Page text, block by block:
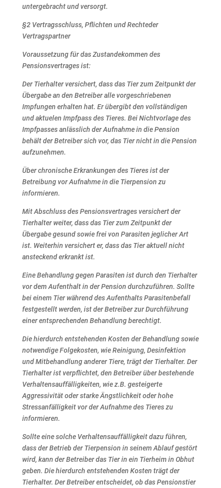
untergebracht und versorgt.
§2 Vertragsschluss, Pflichten und Rechteder
Vertragspartner
Voraussetzung für das Zustandekommen des
Pensionsvertrages ist:
Der Tierhalter versichert, dass das Tier zum Zeitpunkt der
Übergabe an den Betreiber allevorgeschriebenen
Impfungen erhalten hat. Er übergibt den vollständigen
und aktuelen Impfpass des Tieres. Bei Nichtvorlage des
Impfpasses anlässlich der Aufnahme in die Pension
behält der Betreiber sich vor, das Tier nicht in die Pension
aufzunehmen.
Über chronische Erkrankungen des Tieres ist der
Betreibung vor Aufnahme in die Tierpension zu
informieren.
Mit Abschluss des Pensionsvertrages versichert der
Tierhalter weiter, dass das Tier zum Zeitpunkt der
Übergabe gesund sowie frei von Parasiten jeglicher Art
ist. Weiterhin versichert er, dass das Tier aktuell nicht
ansteckend erkrankt ist.
Eine Behandlung gegen Parasiten ist durch den Tierhalter
vor dem Aufenthalt in der Pension durchzuführen. Sollte
bei einem Tier während des Aufenthalts Parasitenbefall
festgestellt werden, ist der Betreiber zurDurchführung
einer entsprechenden Behandlung berechtigt.
Die hierdurch entstehenden Kosten der Behandlung sowie
notwendige Folgekosten, wie Reinigung, Desinfektion
und Mitbehandlung anderer Tiere, trägt der Tierhalter. Der
Tierhalter ist verpflichtet, den Betreiber über bestehende
Verhaltensauffälligkeiten, wie z.B. gesteigerte
Aggressivität oder starke Ängstlichkeit oder hohe
Stressanfälligkeit vor der Aufnahme des Tieres zu
informieren.
Sollte eine solche Verhaltensauffälligkeit dazu führen,
dass der Betrieb der Tierpension in seinem Ablaufgestört
wird, kann der Betreiber das Tier in ein Tierheim in Obhut
geben. Die hierdurch entstehenden Kosten trägt der
Tierhalter. Der Betreiber entscheidet, ob das Pensionstier